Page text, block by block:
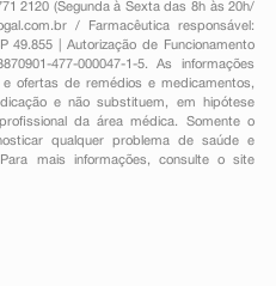
2120 (Segunda à Sexta das 8h às 20h/
/ Farmacêutica responsável:
49.855 | Autorização de Funcionamento
477-000047-1-5. As informações
ofertas de remédios e medicamentos,
e não substituem, em hipótese
da área médica. Somente o
qualquer problema de saúde e
mais informações, consulte o site